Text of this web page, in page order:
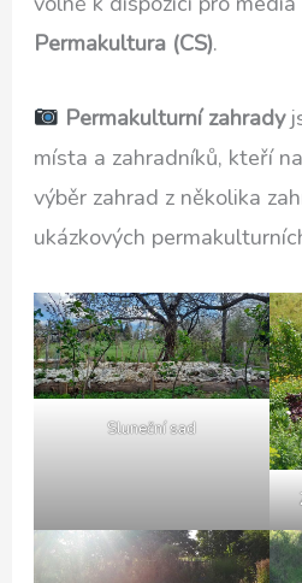
Permakultura (CS).
Permakulturní zahrady
místa a zahradníků, kteří
výběr zahrad z několika
ukázkových
Sluneční sad